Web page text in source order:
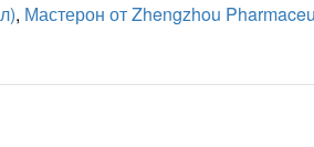
, Мастерон от Zhengzhou